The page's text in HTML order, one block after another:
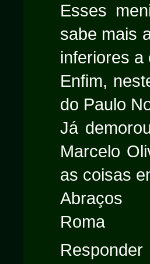
Esses
sabe mais
inferiores a
Enfim,
do Paulo
Já
Marcelo
as coisas
Abraços
Roma
Responder